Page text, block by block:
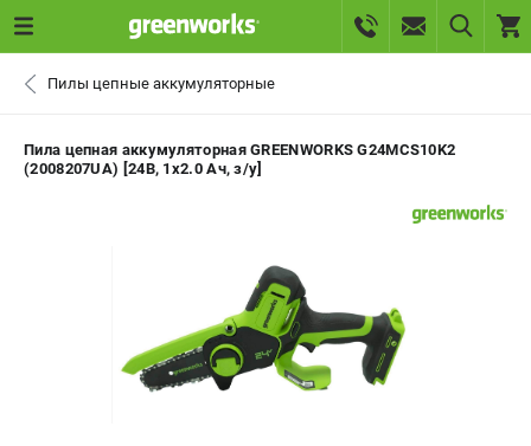
ВХОД ИЛИ РЕГИСТРАЦИЯ
ЗАКАЗАТЬ ЗАПЧАСТЬ
0 ₽
Пилы цепные аккумуляторные
Пила цепная аккумуляторная GREENWORKS G24MCS10K2
(2008207UA) [24В, 1х2.0 Ач, з/у]